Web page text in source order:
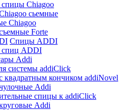
Chiagoo
сьемные
Chiagoo
Forte
Спицы ADDI
ADDI
Addi
системы addiClick
квадратным кончиком addiNovel
Addi
спицы к addiClick
Addi